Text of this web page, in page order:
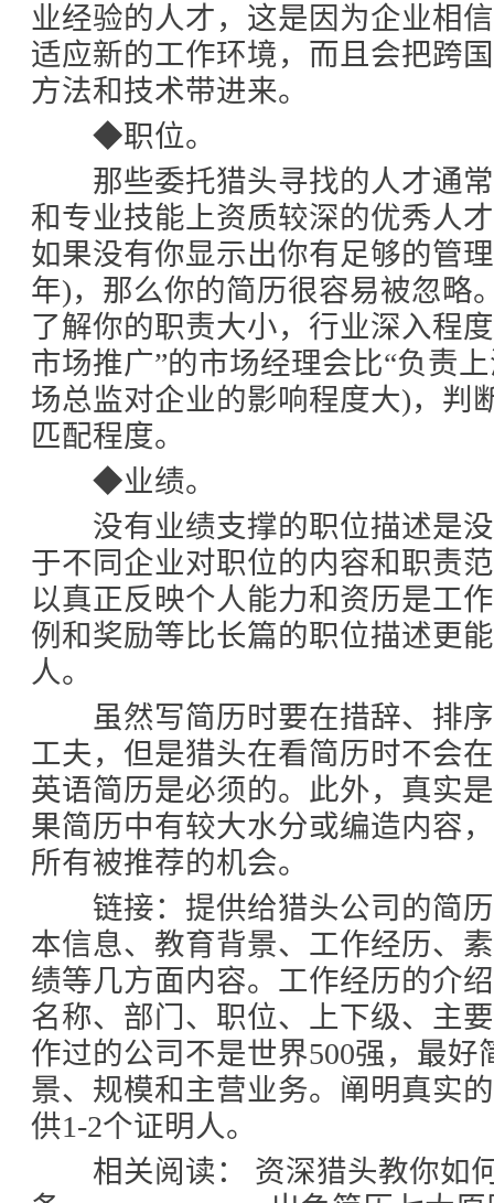
业经验的人才，这是因为企业相
适应新的工作环境，而且会把跨
方法和技术带进来。
◆职位。
那些委托猎头寻找的人才通常
和专业技能上资质较深的优秀人
如果没有你显示出你有足够的管
年)，那么你的简历很容易被忽略
了解你的职责大小，行业深入程
市场推广”的市场经理会比“负责
场总监对企业的影响程度大)，判
匹配程度。
◆业绩。
没有业绩支撑的职位描述是没
于不同企业对职位的内容和职责
以真正反映个人能力和资历是工
例和奖励等比长篇的职位描述更
人。
虽然写简历时要在措辞、排序
工夫，但是猎头在看简历时不会
英语简历是必须的。此外，真实
果简历中有较大水分或编造内容
所有被推荐的机会。
链接：提供给猎头公司的简历
本信息、教育背景、工作经历、
绩等几方面内容。工作经历的介
名称、部门、职位、上下级、主
作过的公司不是世界500强，最好
景、规模和主营业务。阐明真实
供1-2个证明人。
相关阅读： 资深猎头教你如